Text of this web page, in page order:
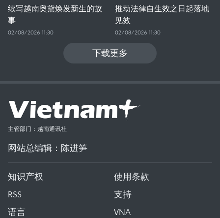
续写越南奥黛焕发新生的故
事
02/08/2026 11:30
推动法律自生效之日起落地
见效
02/08/2026 11:30
下载更多
主管部门：越南通讯社
网站总编辑：陈进笋
知识产权
使用条款
RSS
支持
语言
VNA